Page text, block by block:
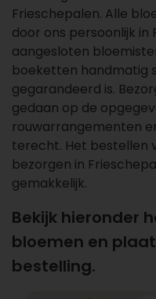
Frieschepalen. Alle
door ons persoonlijk in
aangesloten
boeketten handmatig
gegarandeerd is.
gedaan op de
rouwarrangementen
terecht. Het bestellen
bezorgen in
gemakkelijk.
Bekijk hieronder
bloemen en
bestelling.